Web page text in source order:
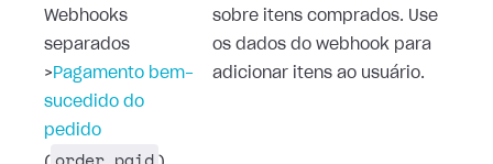
Webhooks
separados
> Pagamento bem-
sucedido do
pedido
sobre itens comprados. Use
os dados do webhook para
adicionar itens ao usuário.